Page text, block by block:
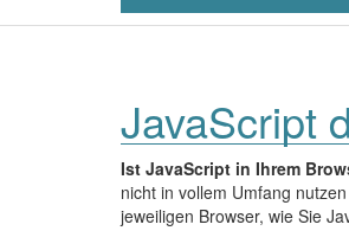
JavaScript
Ist JavaScript in Ihrem
nicht in vollem Umfang
jeweiligen Browser, wie Sie